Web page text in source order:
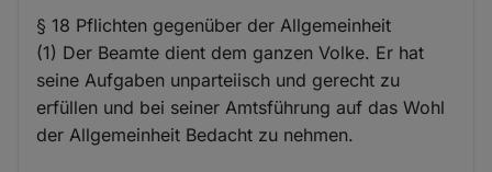
§ 18 Pflichten gegenüber der Allgemeinheit
(1) Der Beamte dient dem ganzen Volke. Er hat
seine Aufgaben unparteiisch und gerecht zu
erfüllen und bei seiner Amtsführung auf das Wohl
der Allgemeinheit Bedacht zu nehmen.